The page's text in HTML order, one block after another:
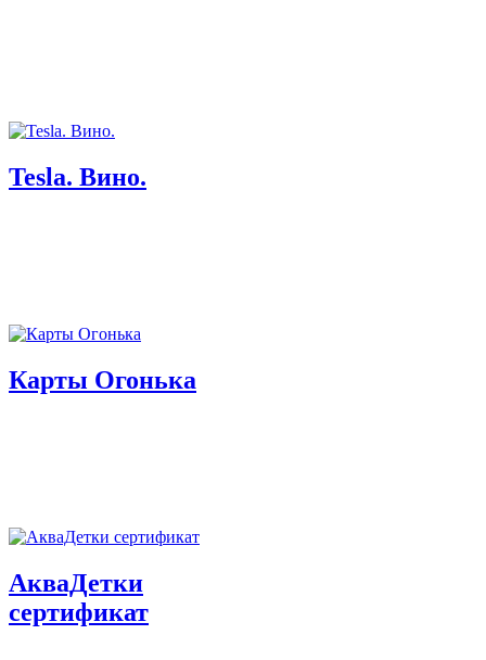
Tesla. Вино.
Карты Огонька
АкваДетки
сертификат